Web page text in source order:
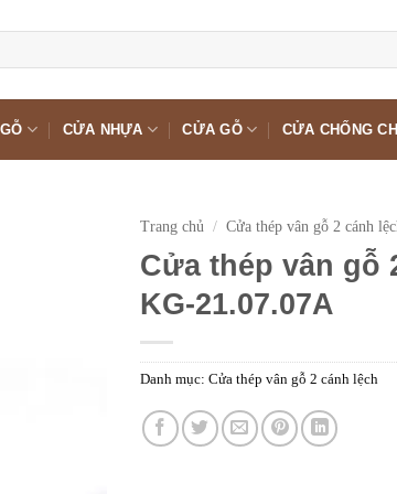
CỬA NHỰA CỬA GỖ CỬA CHỐNG
Trang chủ / Cửa thép vân gỗ 2 cánh
Cửa thép vân gỗ
KG-21.07.07A
Danh mục:Cửa thép vân gỗ 2 cánh lệch